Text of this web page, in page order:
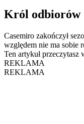
Król odbiorów
Casemiro zakończył
względem nie ma sobie
Ten artykuł przeczytasz
REKLAMA
REKLAMA